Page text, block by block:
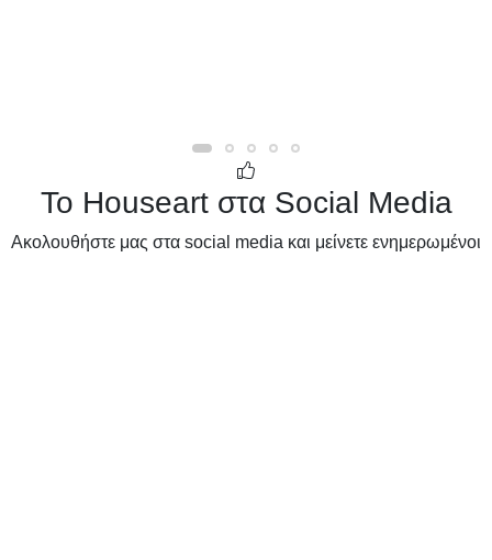
Το Houseart στα Social Media
Ακολουθήστε μας στα social media και μείνετε ενημερωμένοι